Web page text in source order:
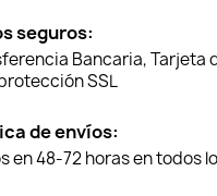
seguros:
Bancaria, Tarjeta
SSL
de envíos:
en 48-72 horas en todos